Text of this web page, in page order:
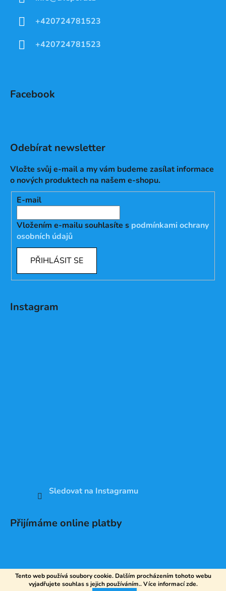
Tento web používá soubory cookie. Dalším procházením tohoto webu
vyjadřujete souhlas s jejich používáním.. Více informacízde.
+420724781523
+420724781523
Facebook
Odebírat newsletter
Vložte svůj e-mail a my vám budeme zasílat informace
o nových produktech na našem e-shopu.
E-mail
Vložením e-mailu souhlasíte s podmínkami ochrany
osobních údajů
PŘIHLÁSIT SE
Instagram
Sledovat na Instagramu
Přijímáme online platby